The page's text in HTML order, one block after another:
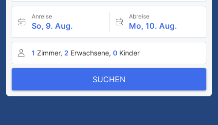
Anreise
So, 9. Aug.
Abreise
Mo, 10. Aug.
1 Zimmer, 2 Erwachsene, 0 Kinder
SUCHEN